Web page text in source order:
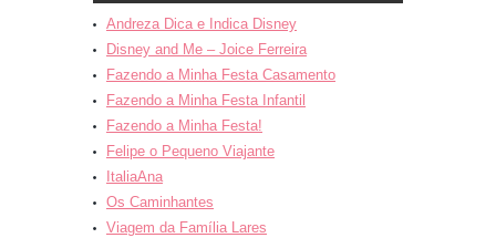
Andreza Dica e Indica Disney
Disney and Me – Joice Ferreira
Fazendo a Minha Festa Casamento
Fazendo a Minha Festa Infantil
Fazendo a Minha Festa!
Felipe o Pequeno Viajante
ItaliaAna
Os Caminhantes
Viagem da Família Lares